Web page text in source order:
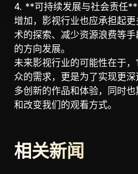
4. **可持续发展与社会责任
增加，影视行业也应承担起
术的探索、减少资源浪费等
的方向发展。
未来影视行业的可能性在于
众的需求，更是为了实现更
多创新的作品和体验，同时
和改变我们的观看方式。
相关新闻